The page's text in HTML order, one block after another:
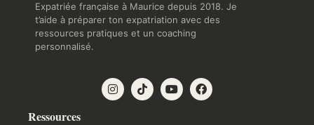
Expatriée française à Maurice depuis 2018. Je
t’aide à préparer ton expatriation avec des
ressources pratiques et un coaching
personnalisé.
Ressources